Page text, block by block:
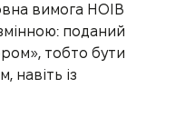
вимога НОІВ
поданий
тобто бути
навіть із